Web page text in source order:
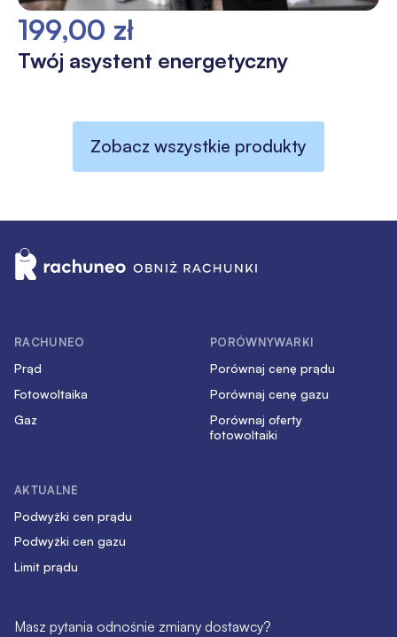
199,00 zł
Twój asystent energetyczny
Zobacz wszystkie produkty
RACHUNEO
Prąd
Fotowoltaika
Gaz
PORÓWNYWARKI
Porównaj cenę prądu
Porównaj cenę gazu
Porównaj oferty
fotowoltaiki
AKTUALNE
Podwyżki cen prądu
Podwyżki cen gazu
Limit prądu
Masz pytania odnośnie zmiany dostawcy?